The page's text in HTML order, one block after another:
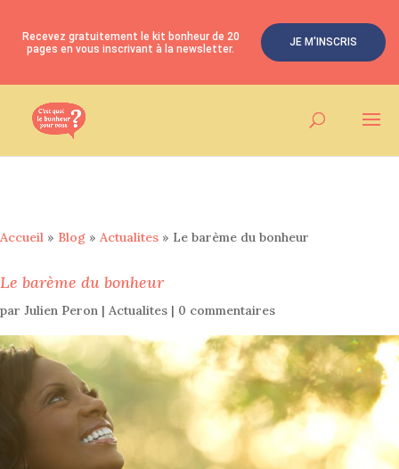
Accueil » Blog » Actualites » Le barème du bonheur
Le barème du bonheur
par Julien Peron | Actualites | 0 commentaires
Recevez gratuitement le kit bonheur de 20
pages en vous inscrivant à la newsletter.
JE M'INSCRIS